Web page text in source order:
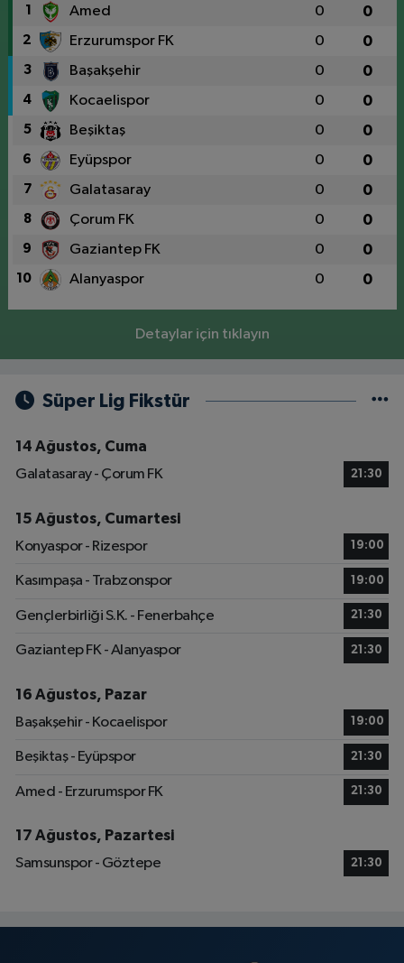
1 Amed 0 0
2 Erzurumspor FK 0 0
3 Başakşehir 0 0
4 Kocaelispor 0 0
5 Beşiktaş 0 0
6 Eyüpspor 0 0
7 Galatasaray 0 0
8 Çorum FK 0 0
9 Gaziantep FK 0 0
10 Alanyaspor 0 0
Detaylar için tıklayın
Süper Lig Fikstür
14 Ağustos, Cuma
Galatasaray - Çorum FK
21:30
15 Ağustos, Cumartesi
Konyaspor - Rizespor
19:00
Kasımpaşa - Trabzonspor 19:00
Gençlerbirliği S.K. - Fenerbahçe 21:30
Gaziantep FK - Alanyaspor 21:30
16 Ağustos, Pazar
Başakşehir - Kocaelispor
19:00
Beşiktaş - Eyüpspor 21:30
Amed - Erzurumspor FK 21:30
17 Ağustos, Pazartesi
Samsunspor - Göztepe
21:30